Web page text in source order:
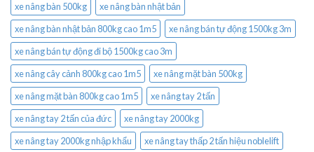
xe nâng bàn 500kg
xe nâng bàn nhật bản
xe nâng bàn nhật bản 800kg cao 1m5
xe nâng bán tự động 1500kg 3m
xe nâng bán tự động đi bộ 1500kg cao 3m
xe nâng cây cảnh 800kg cao 1m5
xe nâng mặt bàn 500kg
xe nâng mặt bàn 800kg cao 1m5
xe nâng tay 2 tấn
xe nâng tay 2 tấn của đức
xe nâng tay 2000kg
xe nâng tay 2000kg nhập khẩu
xe nâng tay thấp 2 tấn hiệu noblelift